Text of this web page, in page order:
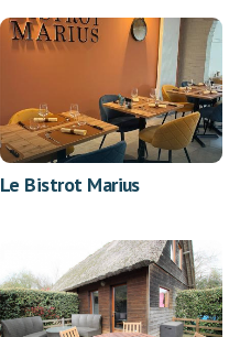
Le Bistrot Marius